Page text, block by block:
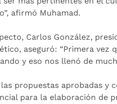
afirmó Muhamad.
Carlos González,
aseguró: “Primera
y eso nos llenó de
propuestas aprobadas y
para la elaboración de